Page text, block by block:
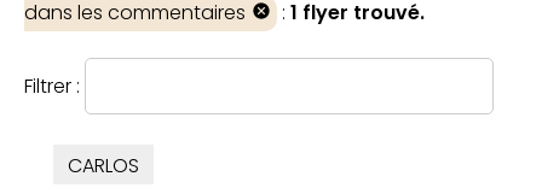
dans les commentaires
: 1 flyer trouvé.
Filtrer :
CARLOS